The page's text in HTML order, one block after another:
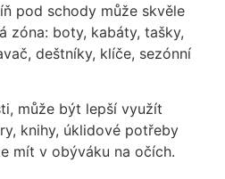
pod schody může skvěle
zóna: boty, kabáty, tašky,
deštníky, klíče, sezónní
může být lepší využít
knihy, úklidové potřeby
mít v obýváku na očích.